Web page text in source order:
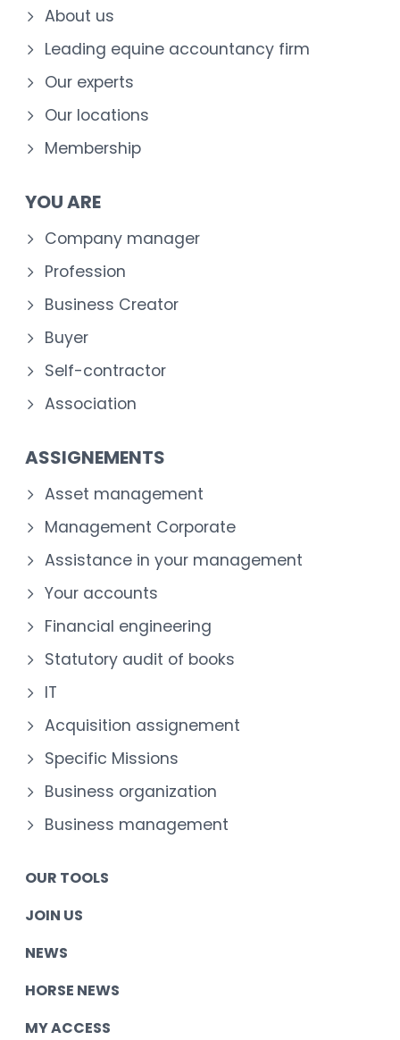
About us
Leading equine accountancy firm
Our experts
Our locations
Membership
YOU ARE
Company manager
Profession
Business Creator
Buyer
Self-contractor
Association
ASSIGNEMENTS
Asset management
Management Corporate
Assistance in your management
Your accounts
Financial engineering
Statutory audit of books
IT
Acquisition assignement
Specific Missions
Business organization
Business management
OUR TOOLS
JOIN US
NEWS
HORSE NEWS
MY ACCESS